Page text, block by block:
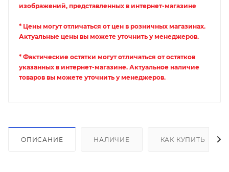
изображений, представленных в интернет-магазине
* Цены могут отличаться от цен в розничных магазинах.
Актуальные цены вы можете уточнить у менеджеров.
* Фактические остатки могут отличаться от остатков
указанных в интернет-магазине. Актуальное наличие
товаров вы можете уточнить у менеджеров.
ОПИСАНИЕ НАЛИЧИЕ КАК КУПИТЬ